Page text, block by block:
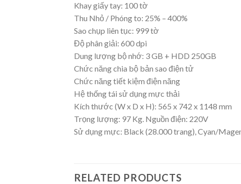
Khay giấy tay: 100 tờ
Thu Nhỏ / Phóng to: 25% – 400%
Sao chụp liên tục: 999 tờ
Độ phân giải: 600 dpi
Dung lượng bộ nhớ: 3 GB + HDD 250GB
Chức năng chia bộ bản sao điện tử
Chức năng tiết kiệm điện năng
Hệ thống tái sử dụng mực thải
Kích thước (W x D x H): 565 x 742 x 1148 mm
Trọng lượng: 97 Kg. Nguồn điện: 220V
Sử dụng mực: Black (28.000 trang), Cyan/
RELATED PRODUCTS